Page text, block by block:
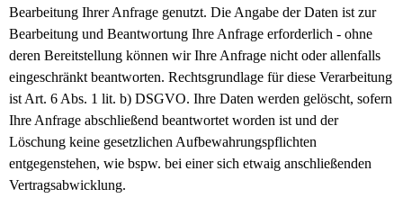
Bearbeitung Ihrer Anfrage genutzt. Die Angabe der Daten ist zur
Bearbeitung und Beantwortung Ihre Anfrage erforderlich - ohne
deren Bereitstellung können wir Ihre Anfrage nicht oder allenfalls
eingeschränkt beantworten. Rechtsgrundlage für diese Verarbeitung
ist Art. 6 Abs. 1 lit. b) DSGVO. Ihre Daten werden gelöscht, sofern
Ihre Anfrage abschließend beantwortet worden ist und der
Löschung keine gesetzlichen Aufbewahrungspflichten
entgegenstehen, wie bspw. bei einer sich etwaig anschließenden
Vertragsabwicklung.